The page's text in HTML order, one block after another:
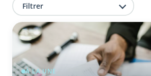
Filtrer
À LA UNE